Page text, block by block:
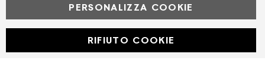
© Powered by MAV Arreda s.r.l. | P.IVA IT05919160969
Corso Lodi, 2 | Milano - pec mavarreda@pec.it
PERSONALIZZA COOKIE
RIFIUTO COOKIE